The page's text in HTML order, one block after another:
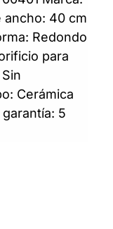
ancho: 40 cm
Redondo
para
Cerámica
5